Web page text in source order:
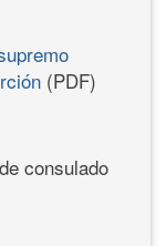
(PDF)
consulado